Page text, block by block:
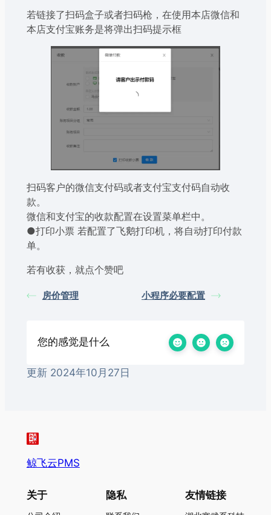
若链接了扫码盒子或者扫码枪，在使用本店微信和
本店支付宝账务是将弹出扫码提示框
扫码客户的微信支付码或者支付宝支付码自动收
款。
微信和支付宝的收款配置在设置菜单栏中。
●打印小票 若配置了飞鹅打印机，将自动打印付款
单。
若有收获，就点个赞吧
房价管理 小程序必要配置
您的感觉是什么
更新 2024年10月27日
鲸飞云PMS
关于 隐私 友情链接